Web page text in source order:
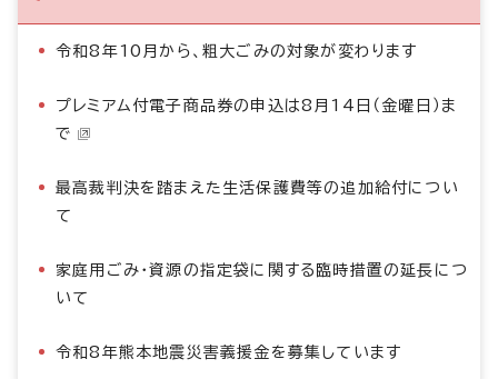
令和8年10月から、粗大ごみの対象が変わります
プレミアム付電子商品券の申込は8月14日（金曜日）ま
で
最高裁判決を踏まえた生活保護費等の追加給付につい
て
家庭用ごみ・資源の指定袋に関する臨時措置の延長につ
いて
令和8年熊本地震災害義援金を募集しています